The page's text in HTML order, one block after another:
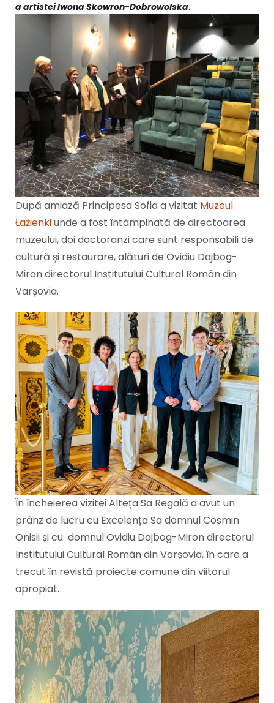
a artistei Iwona Skowron-Dobrowolska.
După amiază Principesa Sofia a vizitat Muzeul
Łażienkiunde a fost întâmpinată de directoarea
muzeului, doi doctoranzi care sunt responsabili de
cultură și restaurare, alături de Ovidiu Dajbog-
Miron directorul Institutului Cultural Român din
Varșovia.
În încheierea vizitei Alteța Sa Regală a avut un
prânz de lucru cu Excelența Sa domnul Cosmin
Onisii și cu domnul Ovidiu Dajbog-Miron directorul
Institutului Cultural Român din Varșovia, în care a
trecut în revistă proiecte comune din viitorul
apropiat.